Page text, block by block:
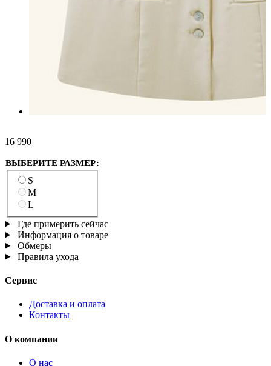
16 990
ВЫБЕРИТЕ РАЗМЕР:
S
M
L
Где примерить сейчас
Информация о товаре
Обмеры
Правила ухода
Сервис
Доставка и оплата
Контакты
О компании
О нас